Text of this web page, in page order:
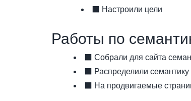
⬛ Настроили цели
Работы по
⬛ Собрали для сайта
⬛ Распределили
⬛ На продвигаемые